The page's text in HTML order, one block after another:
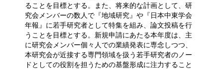
ることを⽬標とする。また、将来的な計画として、研
究会メンバーの数⼈で『地域研究』や『⽇本中東学会
年報』に若⼿研究者として特集を組み、論⽂投稿を⾏
うことを⽬標とする。新規申請にあたる本年度は、主
に研究会メンバー個々⼈での業績発表に専念しつつ、
本研究会が近接する専⾨領域を扱う若⼿研究者のノー
ドとしての役割を担うための基盤形成に注⼒すること